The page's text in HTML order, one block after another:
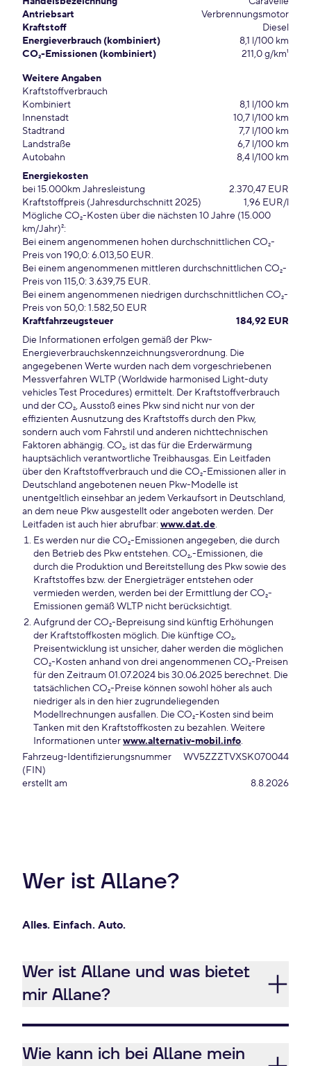
Antriebsart
Verbrennungsmotor
Kraftstoff
Diesel
Energieverbrauch (kombiniert)
8,1 l/100 km
CO₂-Emissionen (kombiniert)
211,0 g/km¹
Weitere Angaben
Kraftstoffverbrauch
Kombiniert
8,1 l/100 km
Innenstadt
10,7 l/100 km
Stadtrand
7,7 l/100 km
Landstraße
6,7 l/100 km
Autobahn
8,4 l/100 km
Energiekosten
bei 15.000km Jahresleistung
2.370,47 EUR
Kraftstoffpreis (Jahresdurchschnitt 2025)
1,96 EUR/l
Mögliche CO₂-Kosten über die nächsten 10 Jahre (15.000
km/Jahr)²:
Bei einem angenommenen hohen durchschnittlichen CO₂-
Preis von 190,0: 6.013,50 EUR.
Bei einem angenommenen mittleren durchschnittlichen CO₂-
Preis von 115,0: 3.639,75 EUR.
Bei einem angenommenen niedrigen durchschnittlichen CO₂-
Preis von 50,0: 1.582,50 EUR
Kraftfahrzeugsteuer
184,92 EUR
Die Informationen erfolgen gemäß der Pkw-
Energieverbrauchskennzeichnungsverordnung. Die
angegebenen Werte wurden nach dem vorgeschriebenen
Messverfahren WLTP (Worldwide harmonised Light-duty
vehicles Test Procedures) ermittelt. Der Kraftstoffverbrauch
und der CO₂, Ausstoß eines Pkw sind nicht nur von der
effizienten Ausnutzung des Kraftstoffs durch den Pkw,
sondern auch vom Fahrstil und anderen nichttechnischen
Faktoren abhängig. CO₂, ist das für die Erderwärmung
hauptsächlich verantwortliche Treibhausgas. Ein Leitfaden
über den Kraftstoffverbrauch und die CO₂-Emissionen aller in
Deutschland angebotenen neuen Pkw-Modelle ist
unentgeltlich einsehbar an jedem Verkaufsort in Deutschland,
an dem neue Pkw ausgestellt oder angeboten werden. Der
Leitfaden ist auch hier abrufbar: www.dat.de.
Es werden nur die CO₂-Emissionen angegeben, die durch
den Betrieb des Pkw entstehen. CO₂,-Emissionen, die
durch die Produktion und Bereitstellung des Pkw sowie des
Kraftstoffes bzw. der Energieträger entstehen oder
vermieden werden, werden bei der Ermittlung der CO₂-
Emissionen gemäß WLTP nicht berücksichtigt.
Aufgrund der CO₂-Bepreisung sind künftig Erhöhungen
der Kraftstoffkosten möglich. Die künftige CO₂,
Preisentwicklung ist unsicher, daher werden die möglichen
CO₂-Kosten anhand von drei angenommenen CO₂-Preisen
für den Zeitraum 01.07.2024 bis 30.06.2025 berechnet. Die
tatsächlichen CO₂-Preise können sowohl höher als auch
niedriger als in den hier zugrundeliegenden
Modellrechnungen ausfallen. Die CO₂-Kosten sind beim
Tanken mit den Kraftstoffkosten zu bezahlen. Weitere
Informationen unterwww.alternativ-mobil.info.
Fahrzeug-Identifizierungsnummer
(FIN)
WV5ZZZTVXSK070044
erstellt am 8.8.2026
Wer ist Allane?
Alles. Einfach. Auto.
Wer ist Allane und was bietet
mir Allane?
Wie kann ich bei Allane mein